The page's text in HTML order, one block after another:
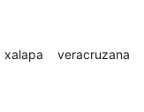
xalapa veracruzana